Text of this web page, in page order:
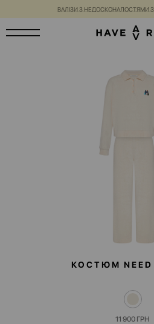
ВАЛІЗИ З НЕДОСКОНАЛОСТЯМИ
КОСТЮМ NEED
11 900 ГРН